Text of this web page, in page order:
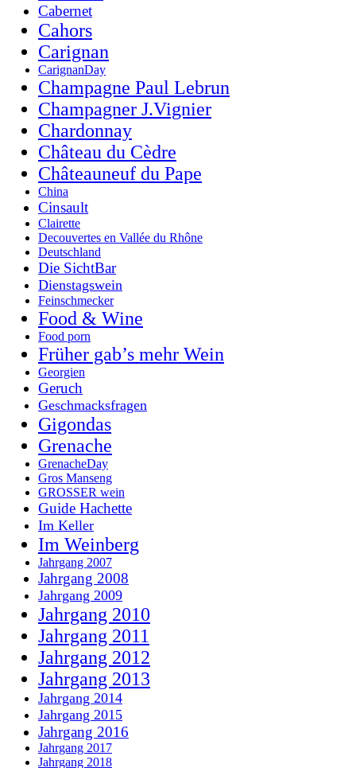
Cabernet
Cahors
Carignan
CarignanDay
Champagne Paul Lebrun
Champagner J.Vignier
Chardonnay
Château du Cèdre
Châteauneuf du Pape
China
Cinsault
Clairette
Decouvertes en Vallée du Rhône
Deutschland
Die SichtBar
Dienstagswein
Feinschmecker
Food & Wine
Food porn
Früher gab’s mehr Wein
Georgien
Geruch
Geschmacksfragen
Gigondas
Grenache
GrenacheDay
Gros Manseng
GROSSER wein
Guide Hachette
Im Keller
Im Weinberg
Jahrgang 2007
Jahrgang 2008
Jahrgang 2009
Jahrgang 2010
Jahrgang 2011
Jahrgang 2012
Jahrgang 2013
Jahrgang 2014
Jahrgang 2015
Jahrgang 2016
Jahrgang 2017
Jahrgang 2018